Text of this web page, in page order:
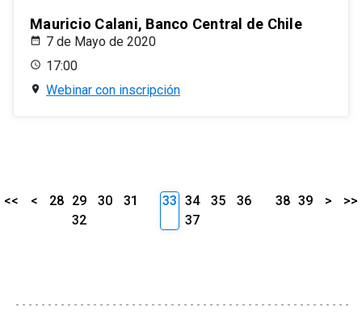
Mauricio Calani, Banco Central de Chile
7 de Mayo de 2020
17:00
Webinar con inscripción
<< < 28 29 30
31
32
33 34 35
36
37
38 39 > >>